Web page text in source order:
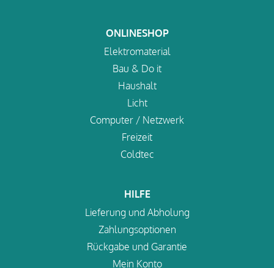
ONLINESHOP
Elektromaterial
Bau & Do it
Haushalt
Licht
Computer / Netzwerk
Freizeit
Coldtec
HILFE
Lieferung und Abholung
Zahlungsoptionen
Rückgabe und Garantie
Mein Konto